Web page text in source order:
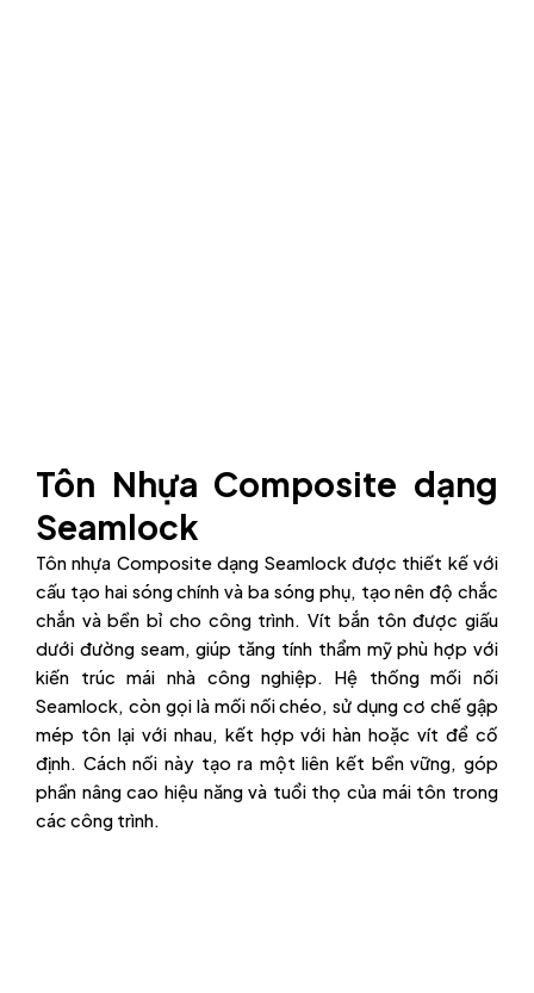
Tôn Nhựa Composite dạng
Seamlock
Tôn nhựa Composite dạng Seamlock được thiết kế với
cấu tạo hai sóng chính và ba sóng phụ, tạo nên độ chắc
chắn và bền bỉ cho công trình. Vít bắn tôn được giấu
dưới đường seam, giúp tăng tính thẩm mỹ phù hợp với
kiến trúc mái nhà công nghiệp. Hệ thống mối nối
Seamlock, còn gọi là mối nối chéo, sử dụng cơ chế gập
mép tôn lại với nhau, kết hợp với hàn hoặc vít để cố
định. Cách nối này tạo ra một liên kết bền vững, góp
phần nâng cao hiệu năng và tuổi thọ của mái tôn trong
các công trình.